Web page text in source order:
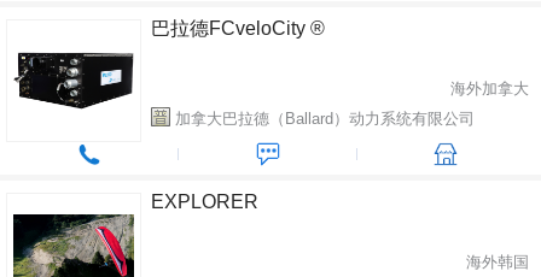
巴拉德FCveloCity ®
海外加拿大
加拿大巴拉德（Ballard）动力系统有限公司
EXPLORER
海外韩国